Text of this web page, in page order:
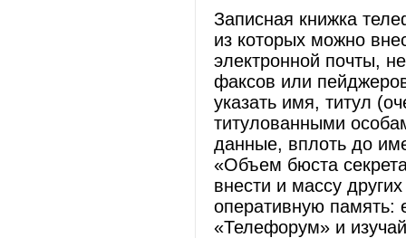
Записная книжка
из которых можно
электронной почты,
факсов или
указать имя, титул
титулованными
данные, вплоть до
«Объем бюста
внести и массу
оперативную память:
«Телефорум» и